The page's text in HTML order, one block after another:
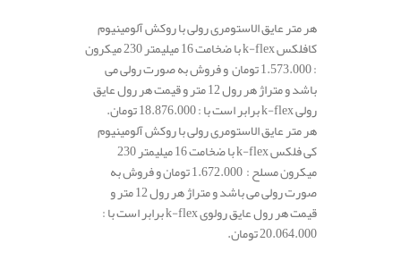
هر متر عایق الاستومری رولی با روکش آلومینیوم
کافلکس k-flex با ضخامت 16 میلیمتر 230 میکرون
: 1.573.000 تومان و فروش به صورت رولی می
باشد و متراژ هر رول 12 متر و قیمت هر رول عایق
رولی k-flex برابر است با : 18.876.000 تومان.
هر متر عایق الاستومری رولی با روکش آلومینیوم
کی فلکس k-flex با ضخامت 16 میلیمتر 230
میکرون مسلح : 1.672.000 تومان و فروش به
صورت رولی می باشد و متراژ هر رول 12 متر و
قیمت هر رول عایق رولوی k-flex برابر است با :
20.064.000 تومان.